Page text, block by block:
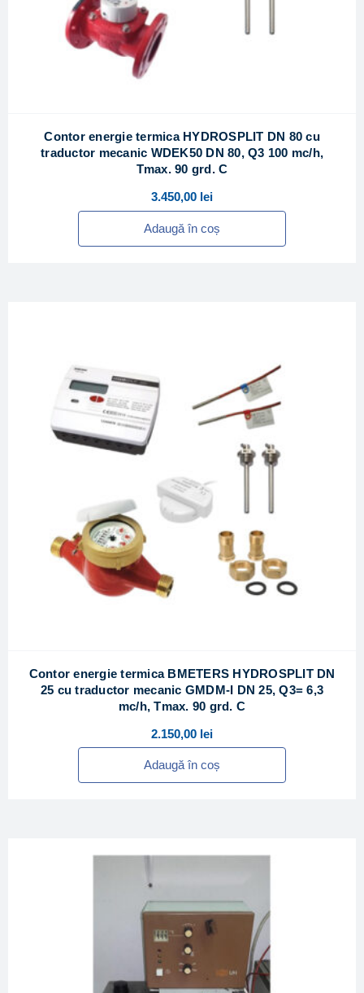
Contor energie termica HYDROSPLIT DN 80 cu
traductor mecanic WDEK50 DN 80, Q3 100 mc/h,
Tmax. 90 grd. C
3.450,00 lei
Adaugă în coș
Contor energie termica BMETERS HYDROSPLIT DN
25 cu traductor mecanic GMDM-I DN 25, Q3= 6,3
mc/h, Tmax. 90 grd. C
2.150,00 lei
Adaugă în coș